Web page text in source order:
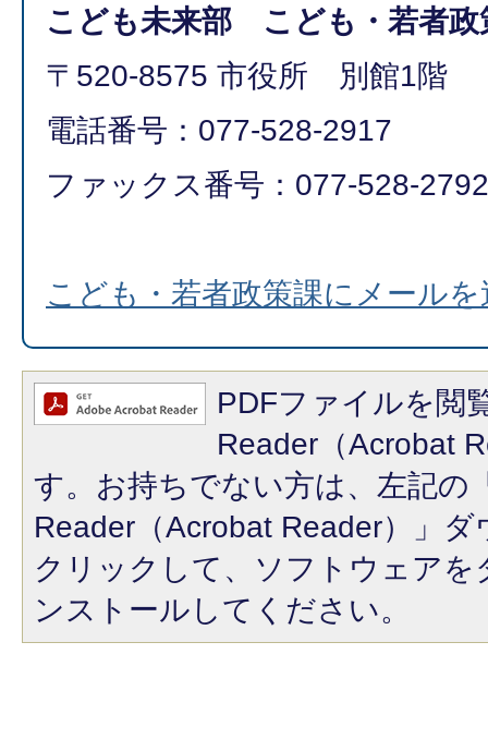
こども未来部 こども・若者
〒520-8575 市役所 別館1階
電話番号：077-528-2917
ファックス番号：077-528-2792
こども・若者政策課にメールを
PDFファイルを閲
Reader（Acrobat
す。お持ちでない方は、左記の
Reader（Acrobat Reader）」
クリックして、ソフトウェア
ンストールしてください。